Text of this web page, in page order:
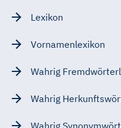
Lexikon
Vornamenlexikon
Wahrig
Wahrig
Wahrig